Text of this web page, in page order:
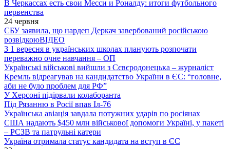
В Черкассах есть свои Месси и Роналду: итоги футбольного
первенства
24 червня
СБУ заявила, що нардеп Деркач завербований російською
розвідкоюВІДЕО
З 1 вересня в українських школах планують розпочати
переважно очне навчання – ОП
Українські військові вийшли з Сєвєродонецька – журналіст
Кремль відреагував на кандидатство України в ЄС: “головне,
аби не було проблем для РФ”
У Херсоні підірвали колаборанта
Під Рязанню в Росії впав Іл-76
Українська авіація завдала потужних ударів по росіянах
США надають $450 млн військової допомоги Україні, у пакеті
– РСЗВ та патрульні катери
Україна отримала статус кандидата на вступ в ЄС